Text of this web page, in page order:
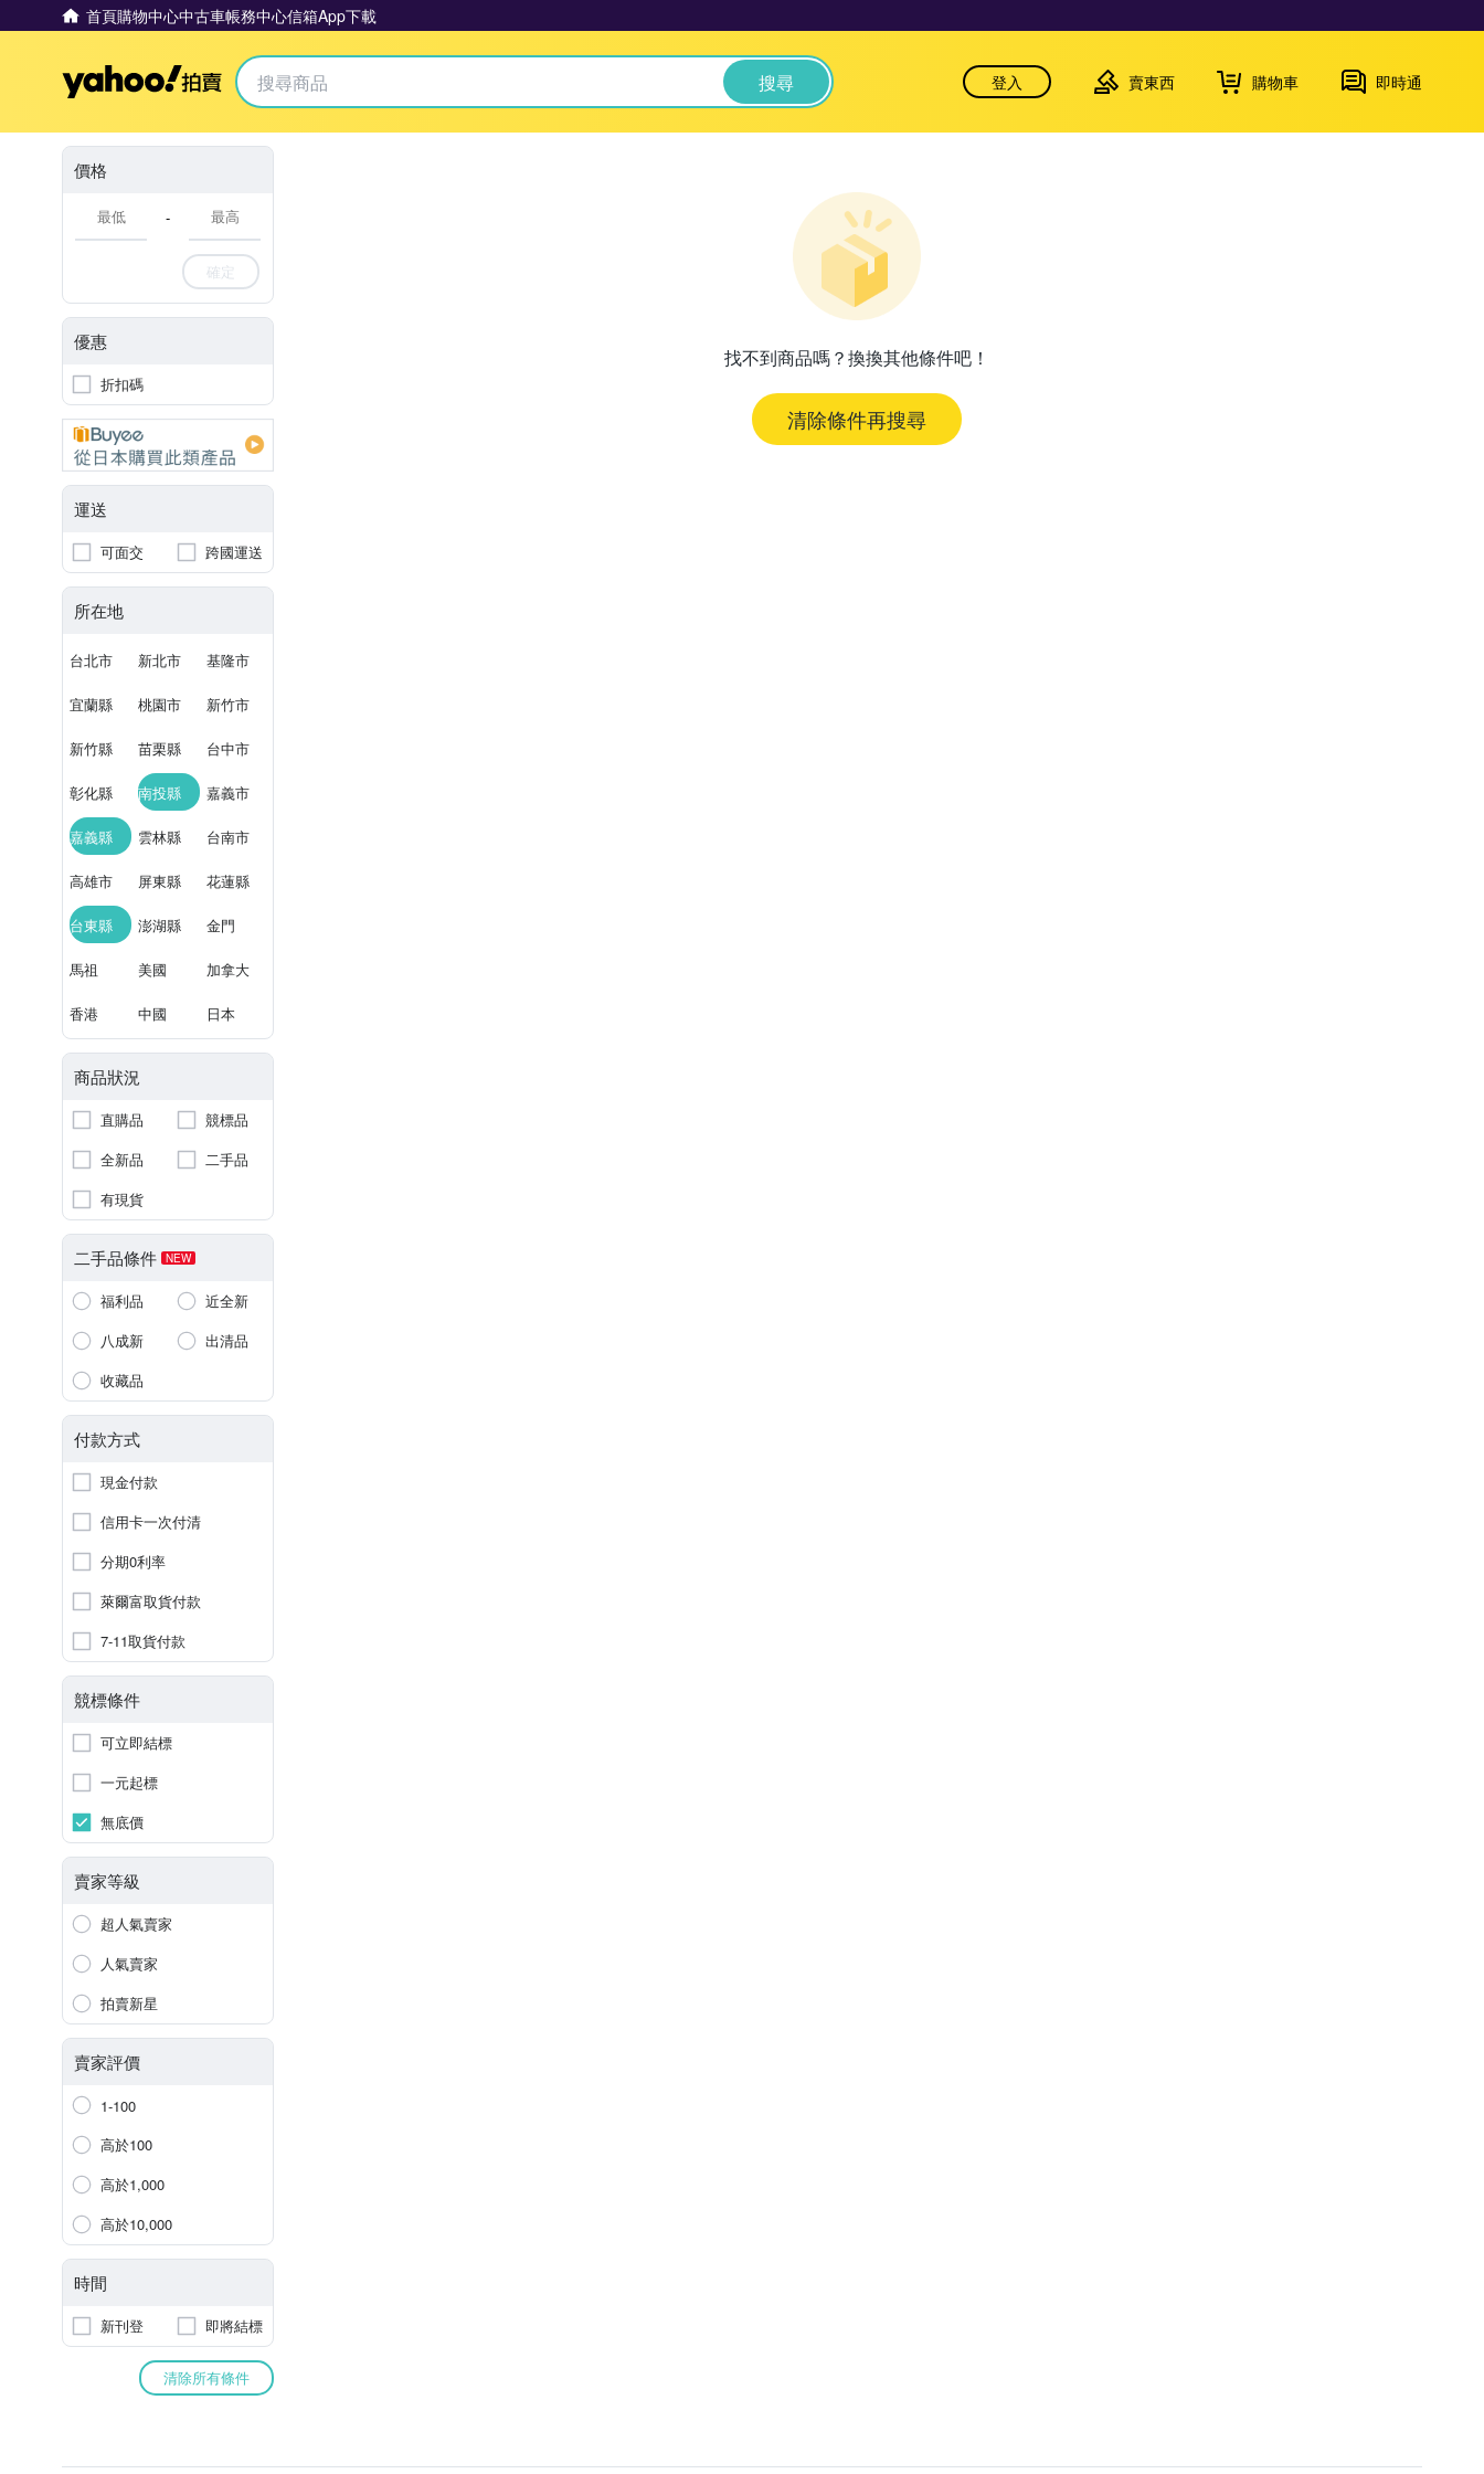
首頁購物中心中古車帳務中心信箱App下載
Yahoo拍賣 搜尋 登入 賣東西 購物車 即時通
價格
-
確定
優惠
折扣碼
運送
可面交 跨國運送
所在地
台北市 新北市 基隆市
宜蘭縣 桃園市 新竹市
新竹縣 苗栗縣 台中市
彰化縣 南投縣 嘉義市
嘉義縣 雲林縣 台南市
高雄市 屏東縣 花蓮縣
台東縣 澎湖縣 金門
馬祖 美國 加拿大
香港 中國 日本
商品狀況
直購品
競標品
全新品
二手品
有現貨
二手品條件 NEW
福利品
近全新
八成新
出清品
收藏品
付款方式
現金付款
信用卡一次付清
分期0利率
萊爾富取貨付款
7-11取貨付款
競標條件
可立即結標
一元起標
無底價
賣家等級
超人氣賣家
人氣賣家
拍賣新星
賣家評價
1-100
高於100
高於1,000
高於10,000
時間
新刊登 即將結標
清除所有條件
找不到商品嗎？換換其他條件吧！
清除條件再搜尋